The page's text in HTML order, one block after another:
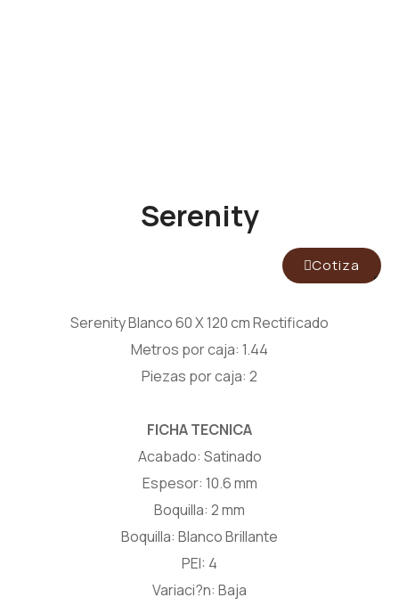
Serenity
Cotiza
Serenity Blanco 60 X 120 cm Rectificado
Metros por caja: 1.44
Piezas por caja: 2
FICHA TECNICA
Acabado: Satinado
Espesor: 10.6 mm
Boquilla: 2 mm
Boquilla: Blanco Brillante
PEI: 4
Variaci?n: Baja